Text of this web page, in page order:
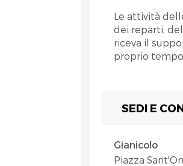
Le attività
dei reparti,
riceva il
proprio tempo.
SEDI E
Gianicolo
Piazza